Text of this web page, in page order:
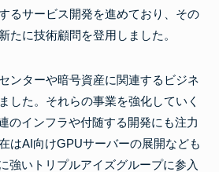
るサービス開発を進めており、その
たに技術顧問を登用しました。
ンターや暗号資産に関連するビジネ
した。それらの事業を強化していく
のインフラや付随する開発にも注力
はAI向けGPUサーバーの展開なども
強いトリプルアイズグループに参入